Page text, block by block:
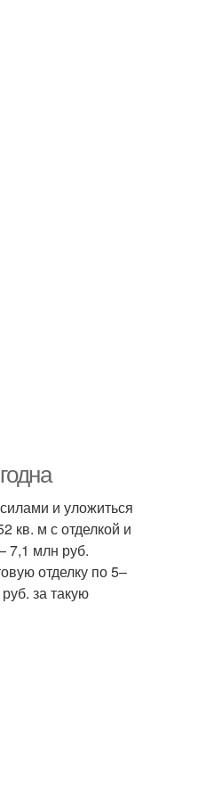
и уложиться
кв. м с отделкой и
7,1 млн руб.
отделку по 5–
за такую